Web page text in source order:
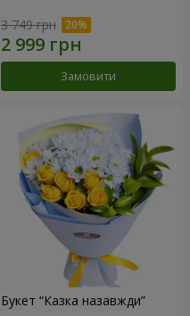
3 749 грн
Замовити
Букет “Казка назавжди”